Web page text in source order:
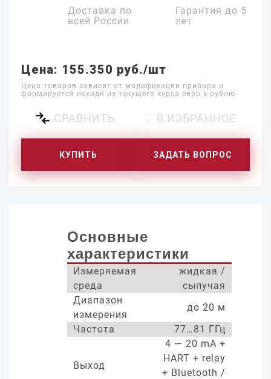
Доставка по
всей России
Гарантия до 5
лет
Цена: 155.350 руб./шт
Цена товаров зависит от модификации прибора и
формируется исходя из текущего курса евро к рублю
СРАВНИТЬ ♡ В ИЗБРАННОЕ
КУПИТЬ ЗАДАТЬ ВОПРОС
Основные
характеристики
Измеряемая
среда
жидкая /
сыпучая
Диапазон
измерения
до 20 м
Частота
77…81 ГГц
Выход
4 — 20 mA +
HART + relay
+ Bluetooth /